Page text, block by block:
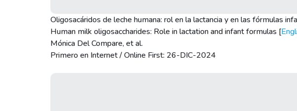
Oligosacáridos de leche humana: rol en la lactancia y en las fórmulas
Human milk oligosaccharides: Role in lactation and infant formulas [
Mónica Del Compare, et al.
Primero en Internet / Online First: 26-DIC-2024